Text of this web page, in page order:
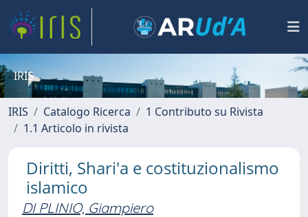
IRIS
IRIS Catalogo Ricerca
1 Contributo su Rivista
1.1 Articolo in rivista
Diritti, Shari'a e costituzionalismo
islamico
DI PLINIO, Giampiero